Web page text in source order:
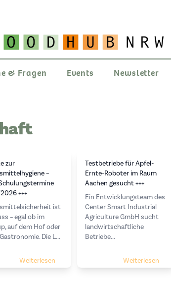
& Fragen Events Newsletter
zur
–
+++
ist
– egal ob im
auf dem Hof oder
Die L...
Weiterlesen
Testbetriebe für Apfel-
Ernte-Roboter im Raum
Aachen gesucht +++
Ein Entwicklungsteam des
Center Smart Industrial
Agriculture GmbH sucht
landwirtschaftliche
Betriebe...
Weiterlesen